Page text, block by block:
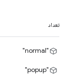
تعداد
"normal"
"popup"